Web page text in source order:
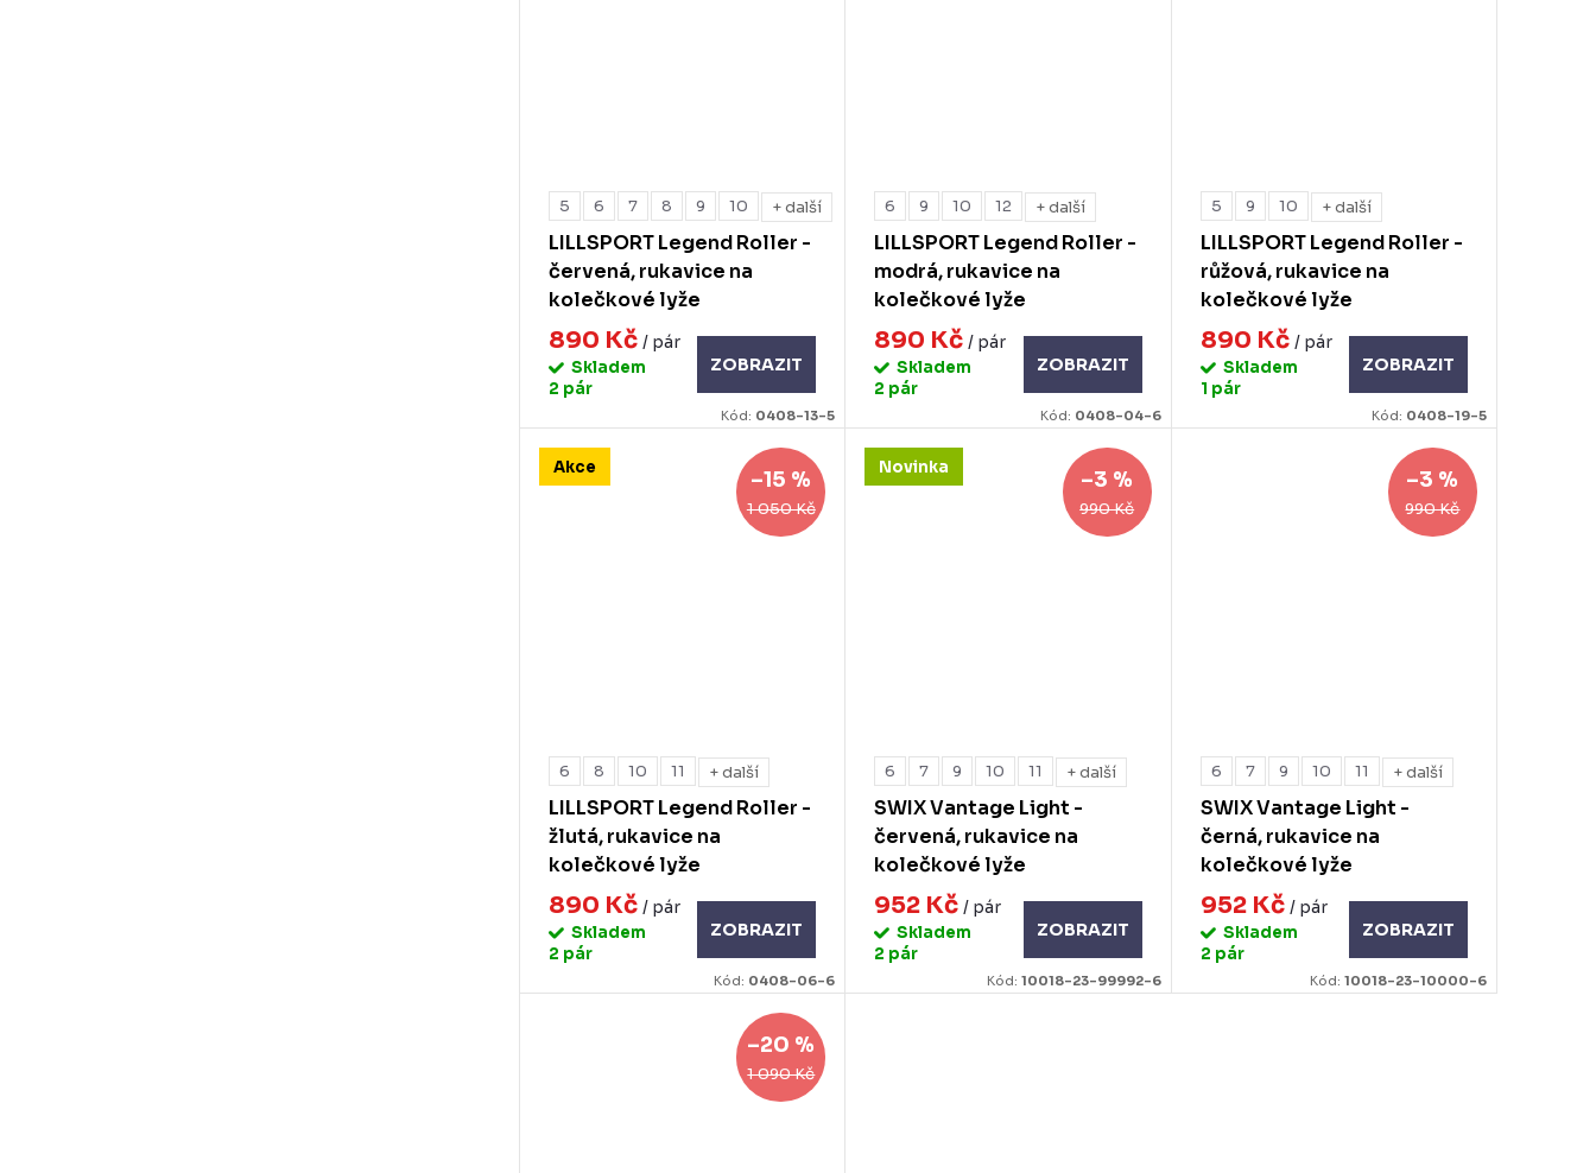
5 6 7 8 9 10 + další
LILLSPORT Legend Roller -
červená, rukavice na
kolečkové lyže
890 Kč / pár
Skladem
2 pár
ZOBRAZIT
Kód: 0408-13-5
6 9 10 12 + další
LILLSPORT Legend Roller -
modrá, rukavice na
kolečkové lyže
890 Kč/ pár
Skladem
2 pár
ZOBRAZIT
Kód: 0408-04-6
5 9 10 + další
LILLSPORT Legend Roller -
růžová, rukavice na
kolečkové lyže
890 Kč / pár
Skladem
1 pár
ZOBRAZIT
Kód: 0408-19-5
Akce
1 050 Kč
–15 %
6 8 10 11 + další
LILLSPORT Legend Roller -
žlutá, rukavice na
kolečkové lyže
890 Kč / pár
Skladem
2 pár
ZOBRAZIT
Kód: 0408-06-6
Novinka
990 Kč
–3 %
6 7 9 10 11 + další
SWIX Vantage Light -
červená, rukavice na
kolečkové lyže
952 Kč/ pár
Skladem
2 pár
ZOBRAZIT
Kód: 10018-23-99992-6
990 Kč
–3 %
6 7 9 10 11 + další
SWIX Vantage Light -
černá, rukavice na
kolečkové lyže
952 Kč / pár
Skladem
2 pár
ZOBRAZIT
Kód: 10018-23-10000-6
1 090 Kč
–20 %